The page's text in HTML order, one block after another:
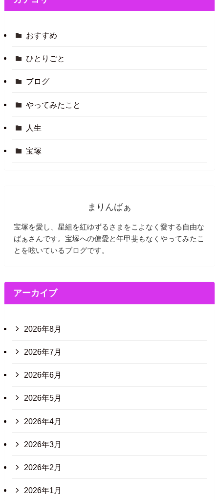
おすすめ
ひとりごと
ブログ
やってみたこと
人生
宝塚
まりんばぁ
宝塚を愛し、星組を紅ゆずるさまをこよなく愛する自由な
ばぁさんです。宝塚への偏愛と年甲斐もなくやってみたこ
とを呟いているブログです。
アーカイブ
2026年8月
2026年7月
2026年6月
2026年5月
2026年4月
2026年3月
2026年2月
2026年1月